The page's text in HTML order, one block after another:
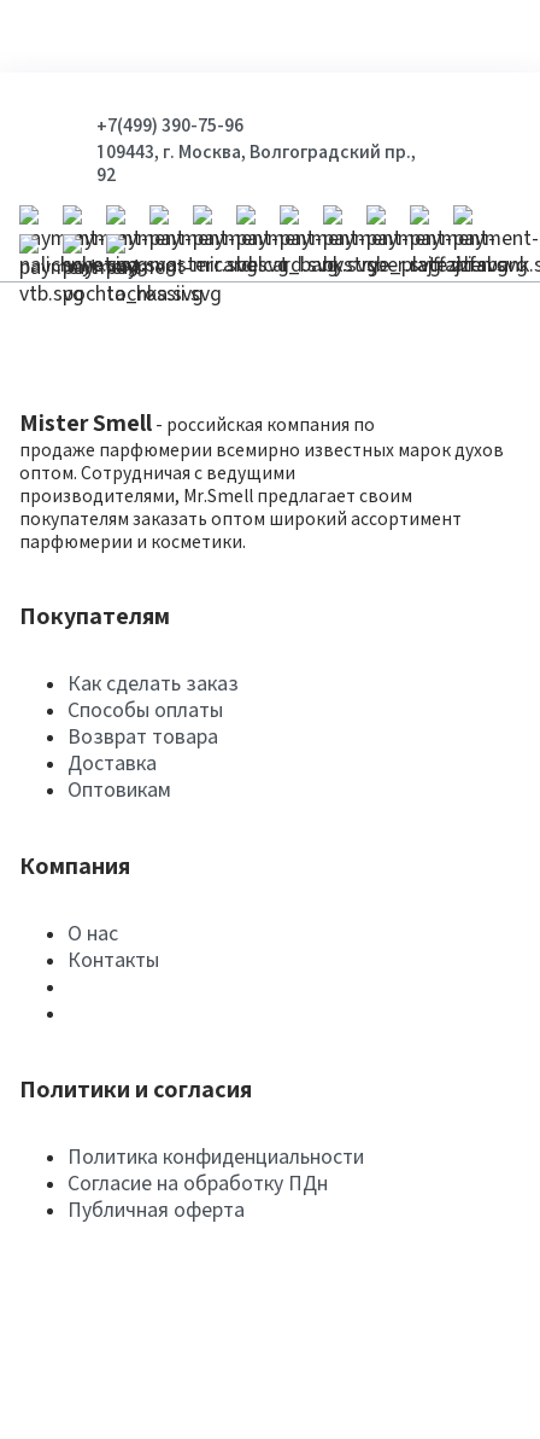
+7(499) 390-75-96
109443, г. Москва, Волгоградский пр.,
92
Mister Smell - российская компания по
продаже парфюмерии всемирно известных марок духов
оптом. Сотрудничая с ведущими
производителями, Mr.Smell предлагает своим
покупателям заказать оптом широкий ассортимент
парфюмерии и косметики.
Покупателям
Как сделать заказ
Способы оплаты
Возврат товара
Доставка
Оптовикам
Компания
О нас
Контакты
Политики и согласия
Политика конфиденциальности
Согласие на обработку ПДн
Публичная оферта